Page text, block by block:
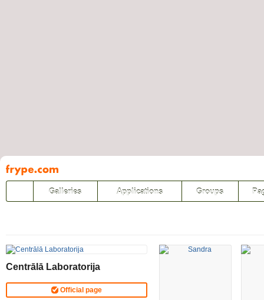
Pāriet
uz
saturu
Galleries Applications Groups
Centrālā Laboratorija
Official page